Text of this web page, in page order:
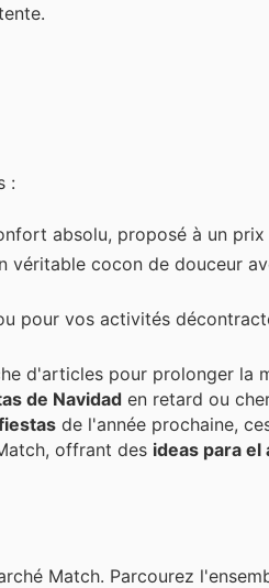
:
absolu, proposé à un
véritable cocon de douceur
pour vos activités
d'articles pour prolonger la
de Navidad en retard ou
de l'année prochaine,
offrant des ideas para el
Match. Parcourez